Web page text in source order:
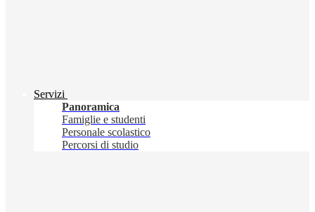
Servizi
Panoramica
Famiglie e studenti
Personale scolastico
Percorsi di studio